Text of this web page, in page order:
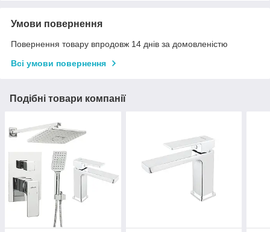
Умови повернення
Повернення товару впродовж 14 днів за домовленістю
Всі умови повернення
Подібні товари компанії